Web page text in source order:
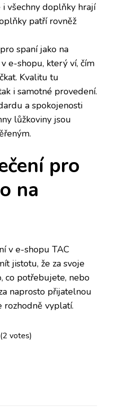
i všechny doplňky hrají
patří rovněž
spaní jako na
e-shopu, který ví, čím
Kvalitu tu
i samotné provedení.
a spokojenosti
lůžkoviny jsou
pro
na
v e-shopu TAC
jistotu, že za svoje
co potřebujete, nebo
naprosto přijatelnou
rozhodně vyplatí.
votes)